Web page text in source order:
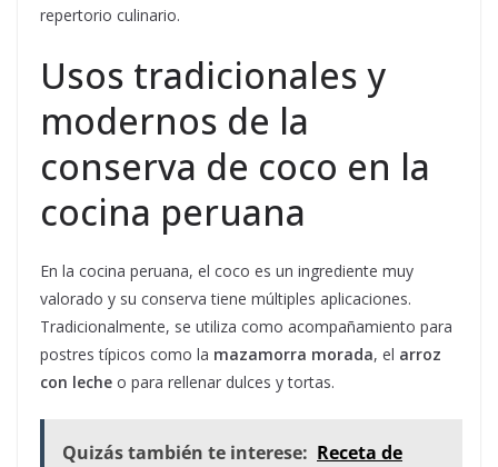
repertorio culinario.
Usos tradicionales y
modernos de la
conserva de coco en la
cocina peruana
En la cocina peruana, el coco es un ingrediente muy
valorado y su conserva tiene múltiples aplicaciones.
Tradicionalmente, se utiliza como acompañamiento para
postres típicos como la mazamorra morada, el arroz
con leche o para rellenar dulces y tortas.
Quizás también te interese: Receta de